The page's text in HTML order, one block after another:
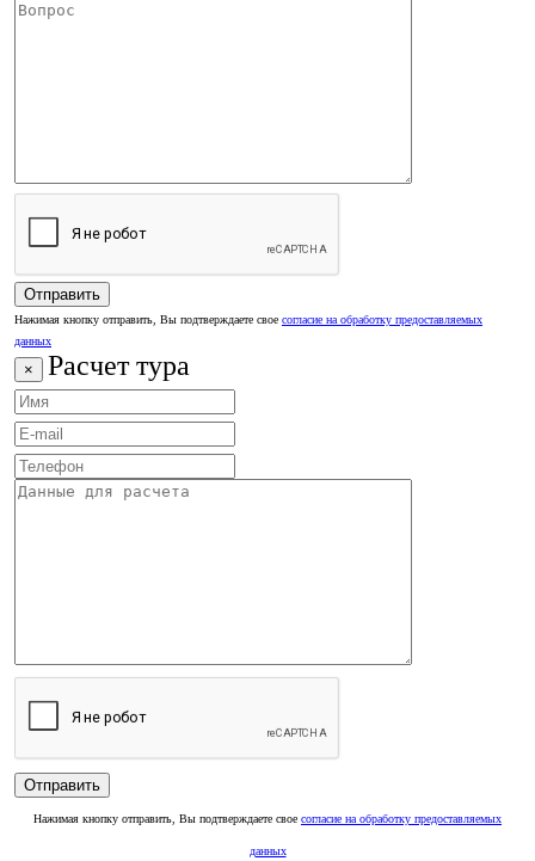
Нажимая кнопку отправить, Вы подтверждаете свое согласие на обработку предоставляемых
данных
× Расчет тура
Нажимая кнопку отправить, Вы подтверждаете свое согласие на обработку предоставляемых
данных